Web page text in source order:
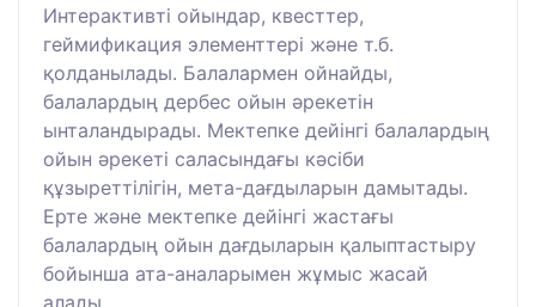
Интерактивті ойындар, квесттер,
геймификация элементтері және т.б.
қолданылады. Балалармен ойнайды,
балалардың дербес ойын әрекетін
ынталандырады. Мектепке дейінгі балалардың
ойын әрекеті саласындағы кәсіби
құзыреттілігін, мета-дағдыларын дамытады.
Ерте және мектепке дейінгі жастағы
балалардың ойын дағдыларын қалыптастыру
бойынша ата-аналарымен жұмыс жасай
алады.